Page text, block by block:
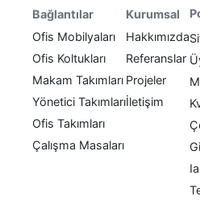
Bağlantılar
Ofis Mobilyaları
Ofis Koltukları
Makam Takımları
Yönetici Takımları
Ofis Takımları
Çalışma Masaları
Kurumsal
Hakkımızda
Referanslar
Projeler
İletişim